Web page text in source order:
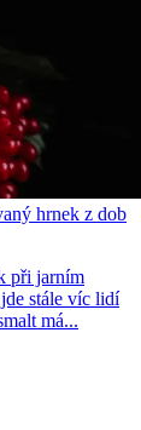
hrnek z dob
při jarním
stále víc lidí
má...